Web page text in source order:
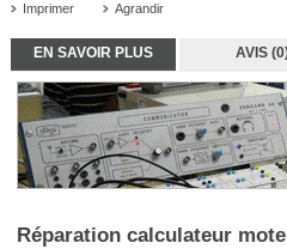
Imprimer Agrandir
EN SAVOIR PLUS AVIS
Réparation calculateur